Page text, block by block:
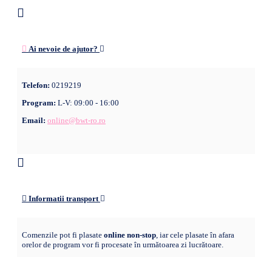
Ai nevoie de ajutor?
Telefon: 0219219
Program: L-V: 09:00 - 16:00
Email: online@bwt-ro.ro
Informatii transport
Comenzile pot fi plasate online non-stop, iar cele plasate în afara
orelor de program vor fi procesate în următoarea zi lucrătoare.